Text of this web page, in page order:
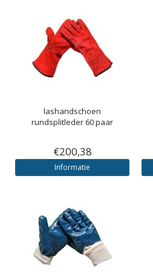
lashandschoen
rundsplitleder 60 paar
€200,38
Informatie